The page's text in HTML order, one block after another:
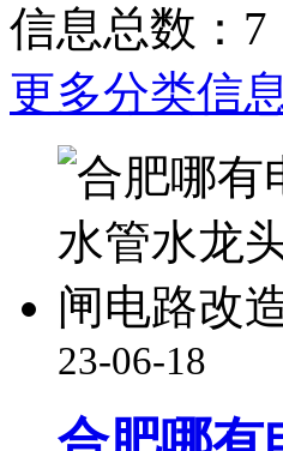
信息总数： 7
更多分类信
23-06-18